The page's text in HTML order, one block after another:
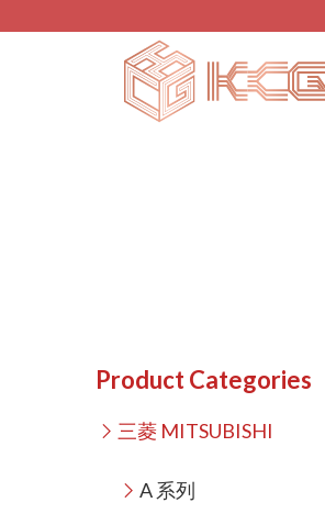
Product Categories
三菱 MITSUBISHI
A 系列